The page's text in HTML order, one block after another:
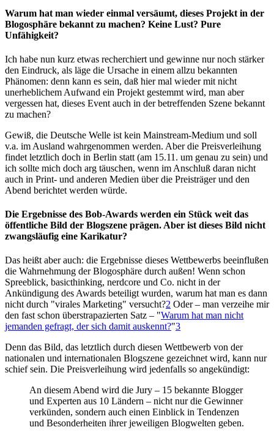
Warum hat man wieder einmal versäumt, dieses Projekt in der
Blogosphäre bekannt zu machen? Keine Lust? Pure
Unfähigkeit?
Ich habe nun kurz etwas recherchiert und gewinne nur noch stärker
den Eindruck, als läge die Ursache in einem allzu bekannten
Phänomen: denn kann es sein, daß hier mal wieder mit nicht
unerheblichem Aufwand ein Projekt gestemmt wird, man aber
vergessen hat, dieses Event auch in der betreffenden Szene bekannt
zu machen?
Gewiß, die Deutsche Welle ist kein Mainstream-Medium und soll
v.a. im Ausland wahrgenommen werden. Aber die Preisverleihung
findet letztlich doch in Berlin statt (am 15.11. um genau zu sein) und
ich sollte mich doch arg täuschen, wenn im Anschluß daran nicht
auch in Print- und anderen Medien über die Preisträger und den
Abend berichtet werden würde.
Die Ergebnisse des Bob-Awards werden ein Stück weit das
öffentliche Bild der Blogszene prägen. Aber ist dieses Bild nicht
zwangsläufig eine Karikatur?
Das heißt aber auch: die Ergebnisse dieses Wettbewerbs beeinflußen
die Wahrnehmung der Blogosphäre durch außen! Wenn schon
Spreeblick, basicthinking, nerdcore und Co. nicht in der
Ankündigung des Awards beteiligt wurden, warum hat man es dann
nicht durch "virales Marketing" versucht?2 Oder – man verzeihe mir
den fast schon überstrapazierten Satz – "Warum hat man nicht
jemanden gefragt, der sich damit auskennt?"3
Denn das Bild, das letztlich durch diesen Wettbewerb von der
nationalen und internationalen Blogszene gezeichnet wird, kann nur
schief sein. Die Preisverleihung wird jedenfalls so angekündigt:
An diesem Abend wird die Jury – 15 bekannte Blogger
und Experten aus 10 Ländern – nicht nur die Gewinner
verkünden, sondern auch einen Einblick in Tendenzen
und Besonderheiten ihrer jeweiligen Blogwelten geben.